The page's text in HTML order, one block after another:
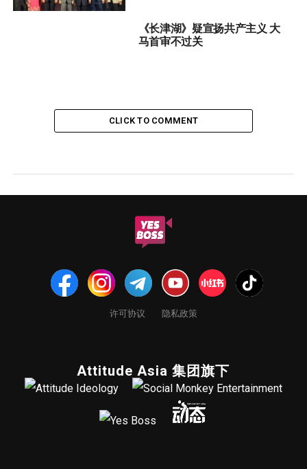
《长津湖》疑宣扬共产主义 大
马首审不过关
CLICK TO COMMENT
许可协议 隐私政策
Attitude Asia 集团旗下